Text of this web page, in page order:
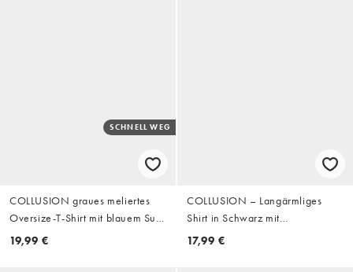
SCHNELL WEG
COLLUSION graues meliertes
Oversize-T-Shirt mit blauem Surf-
Print und kurzen Ärmeln
19,99 €
COLLUSION – Langärmliges
Shirt in Schwarz mit
Waffelstruktur
17,99 €